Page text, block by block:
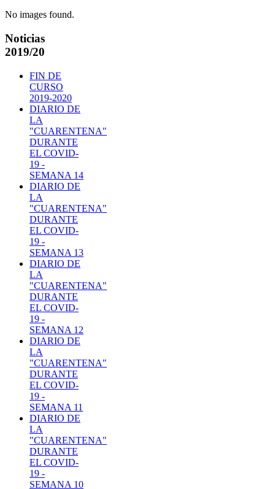
No images found.
Noticias
2019/20
FIN DE
CURSO
2019-2020
DIARIO DE
LA
"CUARENTENA"
DURANTE
EL COVID-
19 -
SEMANA 14
DIARIO DE
LA
"CUARENTENA"
DURANTE
EL COVID-
19 -
SEMANA 13
DIARIO DE
LA
"CUARENTENA"
DURANTE
EL COVID-
19 -
SEMANA 12
DIARIO DE
LA
"CUARENTENA"
DURANTE
EL COVID-
19 -
SEMANA 11
DIARIO DE
LA
"CUARENTENA"
DURANTE
EL COVID-
19 -
SEMANA 10